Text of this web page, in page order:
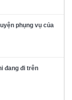
phụng vụ của
đang đi trên